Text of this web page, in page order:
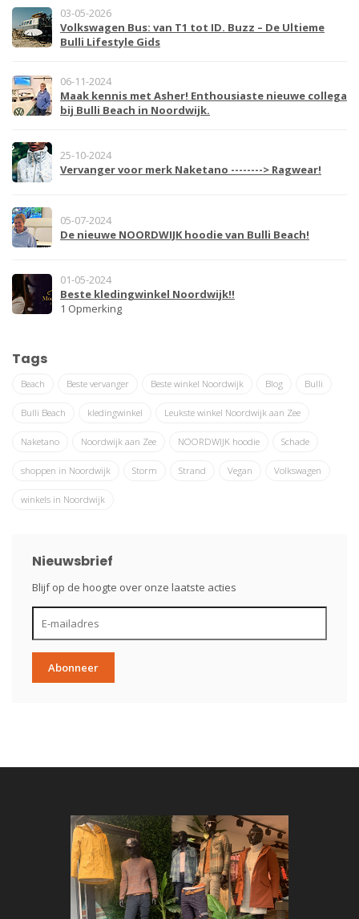
03-05-2026
Volkswagen Bus: van T1 tot ID. Buzz – De Ultieme
Bulli Lifestyle Gids
06-11-2024
Maak kennis met Asher! Enthousiaste nieuwe collega
bij Bulli Beach in Noordwijk.
25-10-2024
Vervanger voor merk Naketano --------> Ragwear!
05-07-2024
De nieuwe NOORDWIJK hoodie van Bulli Beach!
01-05-2024
Beste kledingwinkel Noordwijk!!
1 Opmerking
Tags
Beach Beste vervanger Beste winkel Noordwijk Blog Bulli
Bulli Beach kledingwinkel Leukste winkel Noordwijk aan Zee
Naketano Noordwijk aan Zee NOORDWIJK hoodie Schade
shoppen in Noordwijk Storm Strand Vegan Volkswagen
winkels in Noordwijk
Nieuwsbrief
Blijf op de hoogte over onze laatste acties
Abonneer